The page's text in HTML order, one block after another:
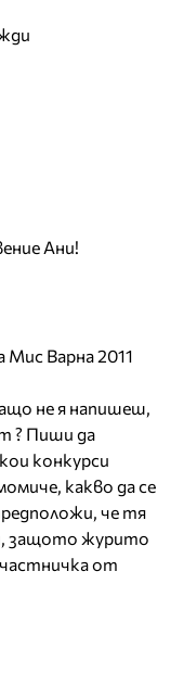
Ани!
Мис Варна 2011
не я напишеш,
? Пиши да
конкурси
какво да се
че тя
защото журито
от